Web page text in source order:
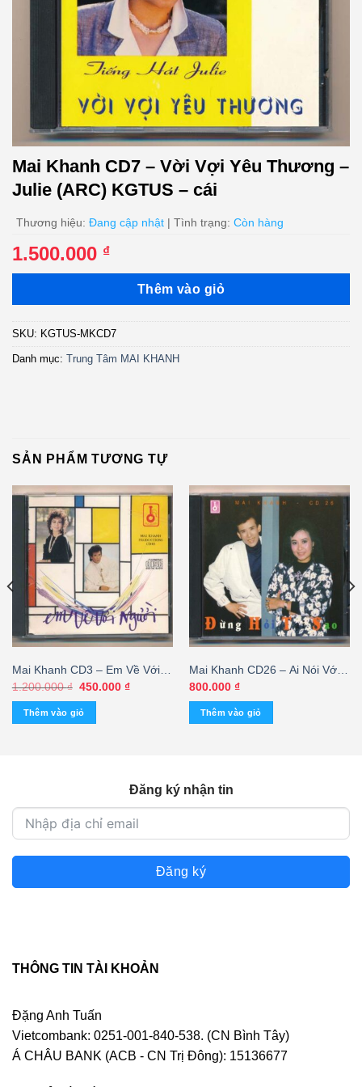
Mai Khanh CD7 – Vời Vợi Yêu Thương –
Julie (ARC) KGTUS – cái
Thương hiệu: Đang cập nhật | Tình trạng: Còn hàng
1.500.000 ₫
Thêm vào giỏ
SKU: KGTUS-MKCD7
Danh mục: Trung Tâm MAI KHANH
SẢN PHẨM TƯƠNG TỰ
Mai Khanh CD3 – Em Về Với
Người (Taiwan, KHÔNG BÌA
SAU GỐC)
1.200.000₫ Giá
là:
1.200.000 ₫.
450.000 ₫Giá
Thêm vào giỏ
Mai Khanh CD26 – Ai Nói Với
Em (ADCA, Nimbus) KGTUS
800.000 ₫
Thêm vào giỏ
Đăng ký nhận tin
Đăng ký
THÔNG TIN TÀI KHOẢN
Đặng Anh Tuấn
Vietcombank: 0251-001-840-538. (CN Bình Tây)
Á CHÂU BANK (ACB - CN Trị Đông): 15136677